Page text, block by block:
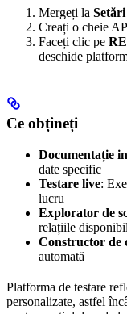
Mergeți la
Creați o cheie
Faceți clic pe
deschide
Ce obțineți
Documentație
date specific
Testare live:
lucru
Explorator de
relațiile
Constructor de
automată
Platforma de testare
personalizate, astfel